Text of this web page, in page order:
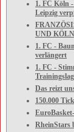
1. FC Köln
Leipzig
UND
1. FC -
verlängert
1. FC -
Das reizt
150.000
RheinStars